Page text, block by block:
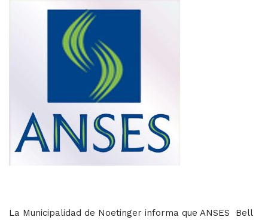
La Municipalidad de Noetinger informa que ANSES Bell